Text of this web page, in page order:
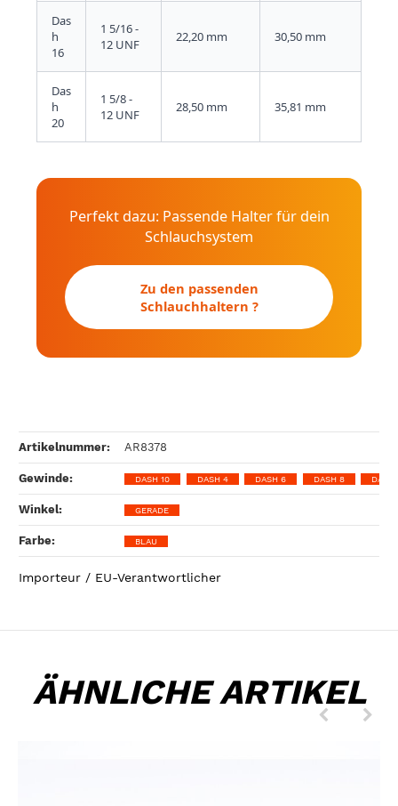
Das
h
16
1 5/16 -
12 UNF
22,20 mm 30,50 mm
Das
h
20
1 5/8 -
12 UNF
28,50 mm 35,81 mm
Perfekt dazu: Passende Halter für dein
Schlauchsystem
Zu den passenden
Schlauchhaltern ?
Artikelnummer: AR8378
Gewinde‍: DASH 10 DASH 4 DASH 6 DASH 8 DASH
Winkel‍: GERADE
Farbe‍: BLAU
Importeur / EU-Verantwortlicher
ÄHNLICHE ARTIKEL